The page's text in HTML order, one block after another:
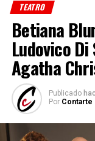
TEATRO
Betiana
Ludovico
Agatha
Publicado
Por Contarte